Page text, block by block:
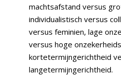
machtsafstand versus
individualistisch versus
versus feminien, lage
versus hoge
kortetermijngerichtheid
langetermijngerichtheid.